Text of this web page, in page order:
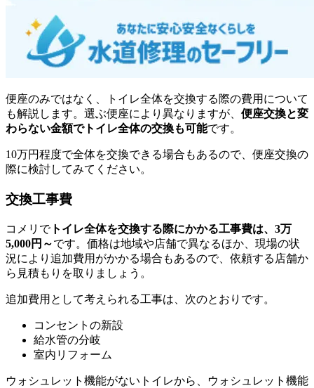
便座のみではなく、トイレ全体を交換する際の費用について
も解説します。選ぶ便座により異なりますが、 便座交換と変
わらない金額でトイレ全体の交換も可能です。
10万円程度で全体を交換できる場合もあるので、便座交換の
際に検討してみてください。
交換工事費
コメリでトイレ全体を交換する際にかかる工事費は、3万
5,000円～です。価格は地域や店舗で異なるほか、現場の状
況により追加費用がかかる場合もあるので、依頼する店舗か
ら見積もりを取りましょう。
追加費用として考えられる工事は、次のとおりです。
コンセントの新設
給水管の分岐
室内リフォーム
ウォシュレット機能がないトイレから、ウォシュレット機能